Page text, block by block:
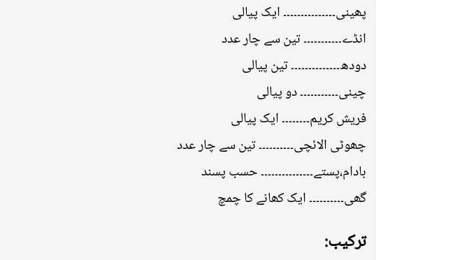
پھینی۔۔۔۔۔۔۔۔۔۔۔۔۔۔۔ ایک پیالی
انڈے۔۔۔۔۔۔۔۔۔۔۔ تین سے چار عدد
دودھ۔۔۔۔۔۔۔۔۔۔۔۔۔۔ تین پیالی
چینی۔۔۔۔۔۔۔۔۔۔۔ دو پیالی
فریش کریم۔۔۔۔۔۔۔۔ ایک پیالی
چھوٹی الائچی۔۔۔۔۔۔۔۔۔۔ تین سے چار عدد
بادام،پستے۔۔۔۔۔۔۔۔۔۔۔۔۔۔۔ حسب پسند
گھی۔۔۔۔۔۔۔۔۔۔ ایک کھانے کا چمچ
ترکیب: